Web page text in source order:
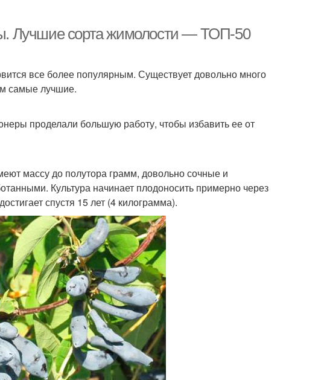
Лучшие сорта жимолости — ТОП-50
все более популярным. Существует довольно много
самые лучшие.
проделали большую работу, чтобы избавить ее от
массу до полутора грамм, довольно сочные и
Культура начинает плодоносить примерно через
спустя 15 лет (4 килограмма).